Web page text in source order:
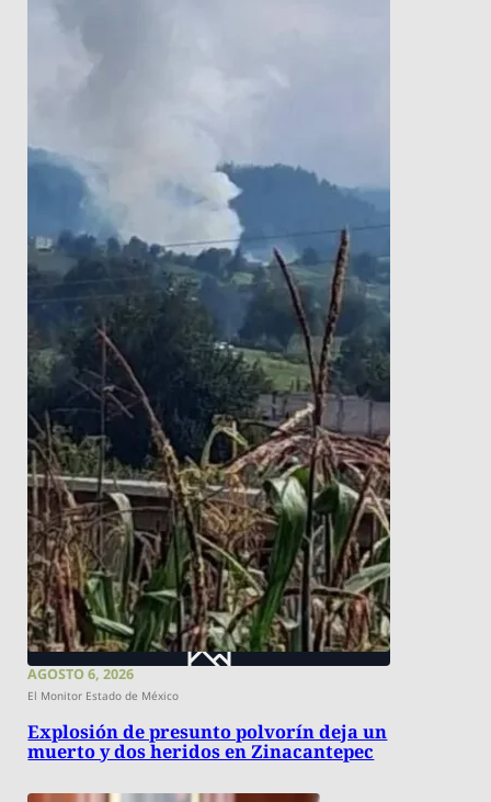
AGOSTO 6, 2026
El Monitor Estado de México
Explosión de presunto polvorín deja un
muerto y dos heridos en Zinacantepec